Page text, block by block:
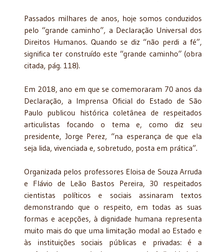
Passados milhares de anos, hoje somos conduzidos
pelo “grande caminho”, a Declaração Universal dos
Direitos Humanos. Quando se diz “não perdi a fé”,
significa ter construído este “grande caminho” (obra
citada, pág. 118).
Em 2018, ano em que se comemoraram 70 anos da
Declaração, a Imprensa Oficial do Estado de São
Paulo publicou histórica coletânea de respeitados
articulistas focando o tema e, como diz seu
presidente, Jorge Perez, “na esperança de que ela
seja lida, vivenciada e, sobretudo, posta em prática”.
Organizada pelos professores Eloisa de Souza Arruda
e Flávio de Leão Bastos Pereira, 30 respeitados
cientistas políticos e sociais assinaram textos
demonstrando que o respeito, em todas as suas
formas e acepções, à dignidade humana representa
muito mais do que uma limitação modal ao Estado e
às instituições sociais públicas e privadas: é a